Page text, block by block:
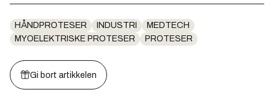
HÅNDPROTESER INDUSTRI
MEDTECH
MYOELEKTRISKE PROTESER
PROTESER
Gi bort artikkelen